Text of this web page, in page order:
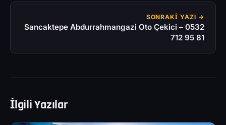
SONRAKI YAZI →
Sancaktepe Abdurrahmangazi Oto Çekici – 0532
712 95 81
İlgili Yazılar